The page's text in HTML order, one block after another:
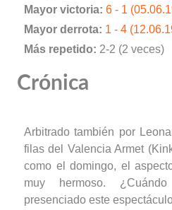
Mayor victoria: 6 - 1
Mayor derrota: 1 - 4
Más repetido: 2-2 (2 veces)
Crónica
Arbitrado también por
filas del Valencia Armet
como el domingo, el
muy hermoso.
presenciado este